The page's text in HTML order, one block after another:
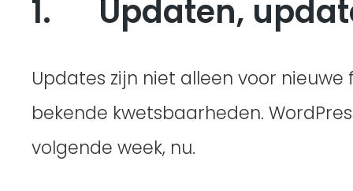
1. Updaten,
Updates zijn niet alleen voor
bekende kwetsbaarheden.
volgende week, nu.